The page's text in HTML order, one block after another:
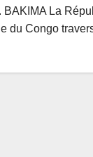
BAKIMA La
du Congo